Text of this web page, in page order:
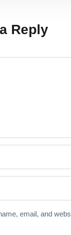
Reply
email, and